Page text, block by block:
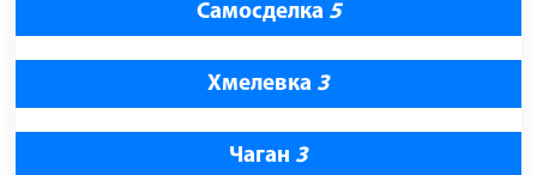
Самосделка 5
Хмелевка 3
Чаган 3